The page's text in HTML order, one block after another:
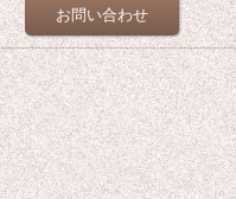
お問い合わせ